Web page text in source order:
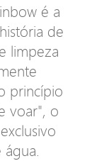
é a
de
limpeza
princípio
voar", o